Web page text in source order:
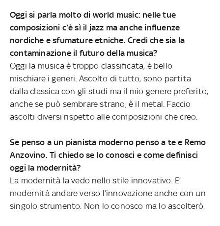
Oggi si parla molto di world music: nelle tue
composizioni c’è sì il jazz ma anche influenze
nordiche e sfumature etniche. Credi che sia la
contaminazione il futuro della musica?
Oggi la musica è troppo classificata, è bello
mischiare i generi. Ascolto di tutto, sono partita
dalla classica con gli studi ma il mio genere preferito,
anche se può sembrare strano, è il metal. Faccio
ascolti diversi rispetto alle composizioni che creo.
Se penso a un pianista moderno penso a te e Remo
Anzovino. Ti chiedo se lo conosci e come definisci
oggi la modernità?
La modernità la vedo nello stile innovativo. E’
modernità andare verso l’innovazione anche con un
singolo strumento. Non lo conosco ma lo ascolterò.